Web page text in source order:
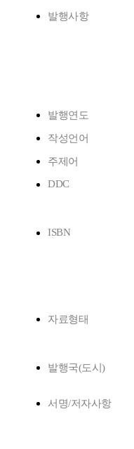
발행사항
발행연도
작성언어
주제어
DDC
ISBN
자료형태
발행국(도시)
서명/저자사항